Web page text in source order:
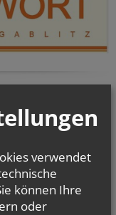
verwendet
können Ihre
oder